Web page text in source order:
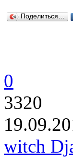
Поделиться…
0
3320
witch